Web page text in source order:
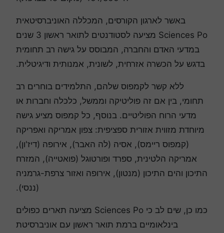
באשר לארגון הקורסים, המכללה האוניברסיטאית
Sciences Po מציעה לסטודנטים לתואר ראשון 3 שנים
במדעי האדם והחברה, המבוסס על גישה רב תחומית
בדגש על הכשרה אזרחית, לשונית, אמנותית ודיגיטלית.
ללא קשר לקמפוס שלהם, התלמידים בוחרים רב
תחומי, בין אם זה פוליטיקה וממשל, כלכלה וחברות או
מדעי הרוח הפוליטיים. בנוסף, כל קמפוס מציע גישה
מיוחדת מזווית אזורית ספציפית: צפון אמריקה ואפריקה
(קמפוס ריימס), אסיה (לה האבר), אירופה (דיז'ון),
אמריקה הלטינית, ספרד ופורטוגל (פואטייה), המזרח
התיכון והים התיכון (מנטון), אירופה ואזור צרפת-גרמניה
(ננסי).
כמו כן, שים לב כי Sciences Po מציעה תארים כפולים
בינלאומיים ברמת תואר ראשון עם אוניברסיטת